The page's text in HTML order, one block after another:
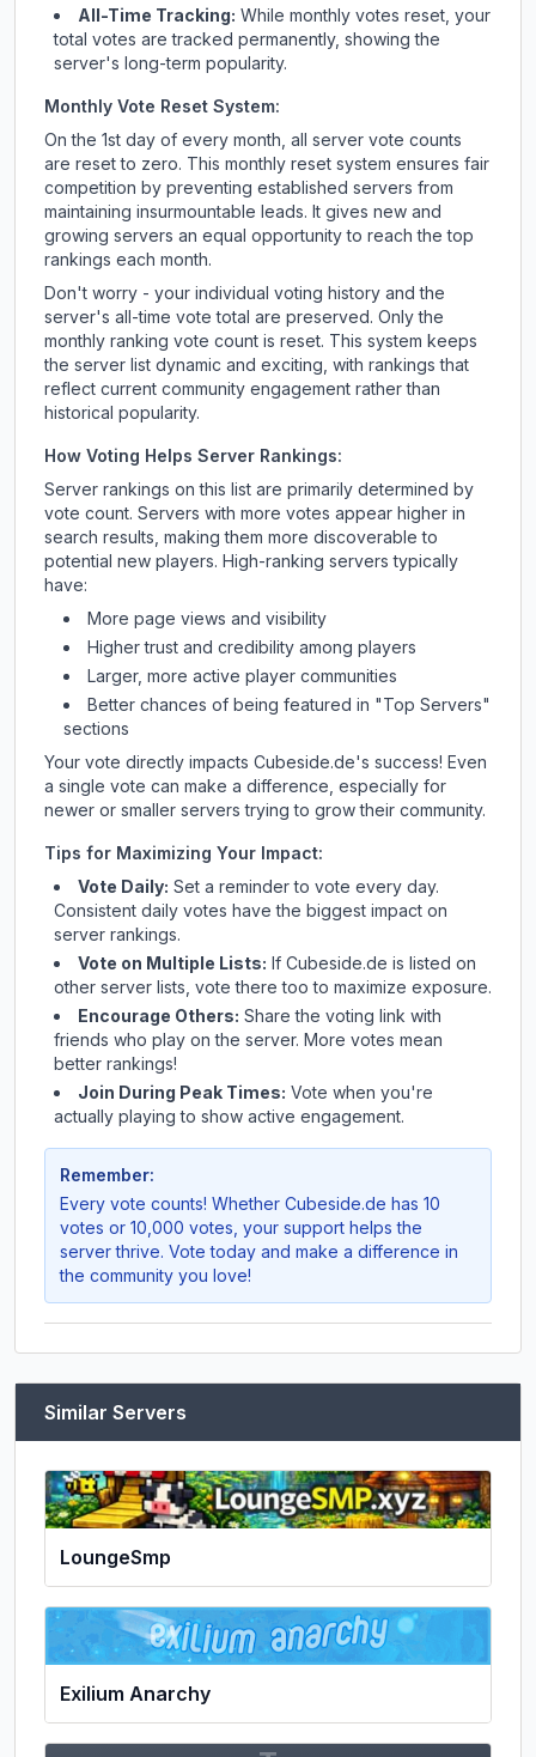
All-Time Tracking: While monthly votes reset, your
total votes are tracked permanently, showing the
server's long-term popularity.
Monthly Vote Reset System:
On the 1st day of every month, all server vote counts
are reset to zero. This monthly reset system ensures fair
competition by preventing established servers from
maintaining insurmountable leads. It gives new and
growing servers an equal opportunity to reach the top
rankings each month.
Don't worry - your individual voting history and the
server's all-time vote total are preserved. Only the
monthly ranking vote count is reset. This system keeps
the server list dynamic and exciting, with rankings that
reflect current community engagement rather than
historical popularity.
How Voting Helps Server Rankings:
Server rankings on this list are primarily determined by
vote count. Servers with more votes appear higher in
search results, making them more discoverable to
potential new players. High-ranking servers typically
have:
More page views and visibility
Higher trust and credibility among players
Larger, more active player communities
Better chances of being featured in "Top Servers"
sections
Your vote directly impacts Cubeside.de's success! Even
a single vote can make a difference, especially for
newer or smaller servers trying to grow their community.
Tips for Maximizing Your Impact:
Vote Daily: Set a reminder to vote every day.
Consistent daily votes have the biggest impact on
server rankings.
Vote on Multiple Lists: If Cubeside.de is listed on
other server lists, vote there too to maximize exposure.
Encourage Others: Share the voting link with
friends who play on the server. More votes mean
better rankings!
Join During Peak Times: Vote when you're
actually playing to show active engagement.
Remember:
Every vote counts! Whether Cubeside.de has 10
votes or 10,000 votes, your support helps the
server thrive. Vote today and make a difference in
the community you love!
Similar Servers
LoungeSmp
Exilium Anarchy